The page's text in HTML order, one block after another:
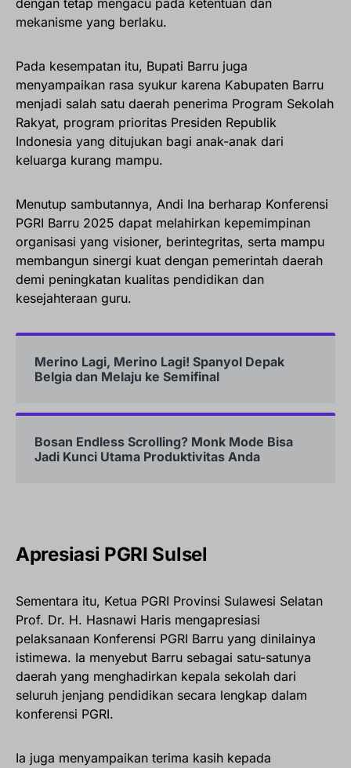
dengan tetap mengacu pada ketentuan dan
mekanisme yang berlaku.
Pada kesempatan itu, Bupati Barru juga
menyampaikan rasa syukur karena Kabupaten Barru
menjadi salah satu daerah penerima Program Sekolah
Rakyat, program prioritas Presiden Republik
Indonesia yang ditujukan bagi anak-anak dari
keluarga kurang mampu.
Menutup sambutannya, Andi Ina berharap Konferensi
PGRI Barru 2025 dapat melahirkan kepemimpinan
organisasi yang visioner, berintegritas, serta mampu
membangun sinergi kuat dengan pemerintah daerah
demi peningkatan kualitas pendidikan dan
kesejahteraan guru.
Merino Lagi, Merino Lagi! Spanyol Depak
Belgia dan Melaju ke Semifinal
Bosan Endless Scrolling? Monk Mode Bisa
Jadi Kunci Utama Produktivitas Anda
Apresiasi PGRI Sulsel
Sementara itu, Ketua PGRI Provinsi Sulawesi Selatan
Prof. Dr. H. Hasnawi Haris mengapresiasi
pelaksanaan Konferensi PGRI Barru yang dinilainya
istimewa. Ia menyebut Barru sebagai satu-satunya
daerah yang menghadirkan kepala sekolah dari
seluruh jenjang pendidikan secara lengkap dalam
konferensi PGRI.
Ia juga menyampaikan terima kasih kepada